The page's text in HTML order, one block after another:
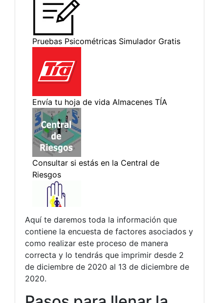
Aquí te daremos toda la información que
contiene la encuesta de factores asociados y
como realizar este proceso de manera
correcta y lo tendrás que imprimir desde 2
de diciembre de 2020 al 13 de diciembre de
2020.